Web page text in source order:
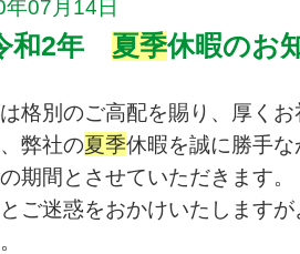
年07月14日
和2年 夏季休暇のお
格別のご高配を賜り、厚く
弊社の夏季休暇を誠に勝手な
期間とさせていただきます。
ご迷惑をおかけいたします